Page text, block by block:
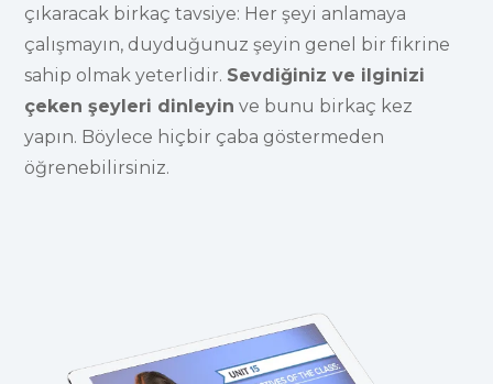
çıkaracak birkaç tavsiye: Her şeyi anlamaya
çalışmayın, duyduğunuz şeyin genel bir fikrine
sahip olmak yeterlidir. Sevdiğiniz ve ilginizi
çeken şeyleri dinleyin ve bunu birkaç kez
yapın. Böylece hiçbir çaba göstermeden
öğrenebilirsiniz.